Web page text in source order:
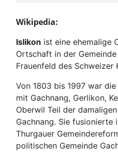
Wikipedia:
Islikon ist eine ehemalige
Ortschaft in der
Frauenfeld des Schweizer
Von 1803 bis 1997 war
mit Gachnang, Gerlikon,
Oberwil Teil der
Gachnang. Sie fusionierte
Thurgauer
politischen Gemeinde